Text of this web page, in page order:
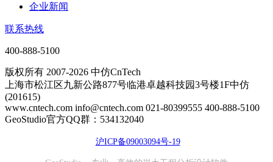
企业新闻
联系热线
400-888-5100
版权所有 2007-2026 中仿CnTech
上海市松江区九新公路877号临港卓越科技园3号楼1F中仿
(201615)
www.cntech.com info@cntech.com 021-80399555 400-888-5100
GeoStudio官方QQ群：534132040
沪ICP备09003094号-19